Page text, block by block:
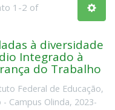
1-2 of
à diversidade
Integrado à
do Trabalho
Federal de Educação,
Campus Olinda, 2023-